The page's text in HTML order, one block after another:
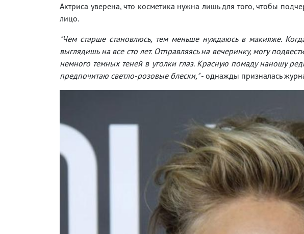
Актриса уверена, что косметика нужна лишь для того, чтобы
лицо.
"Чем старше становлюсь, тем меньше нуждаюсь в макияже.
выглядишь на все сто лет. Отправляясь на вечеринку, могу
немного темных теней в уголки глаз. Красную помаду наношу
предпочитаю светло-розовые блески,"- однажды призналась